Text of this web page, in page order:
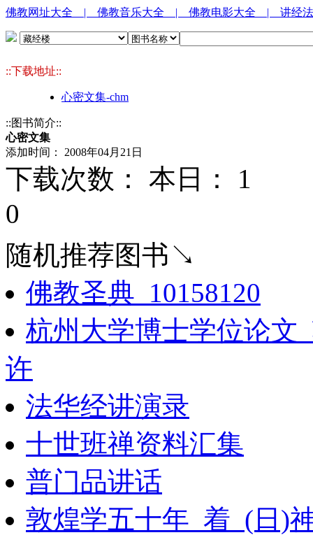
佛教网址大全 | 佛教音乐大全 | 佛教电影大全 | 讲经
::下载地址::
心密文集-chm
::图书简介::
心密文集
添加时间： 2008年04月21日
下载次数： 本日： 1
0
随机推荐图书↘
佛教圣典_10158120
杭州大学博士学位论文
许
法华经讲演录
十世班禅资料汇集
普门品讲话
敦煌学五十年_着_(日)